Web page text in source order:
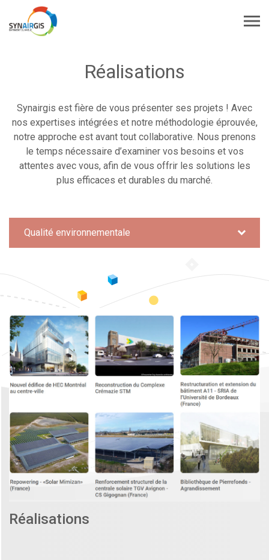
Réalisations
Synairgis est fière de vous présenter ses projets ! Avec
nos expertises intégrées et notre méthodologie éprouvée,
notre approche est avant tout collaborative. Nous prenons
le temps nécessaire d’examiner vos besoins et vos
attentes avec vous, afin de vous offrir les solutions les
plus efficaces et durables du marché.
Qualité environnementale
Réalisations